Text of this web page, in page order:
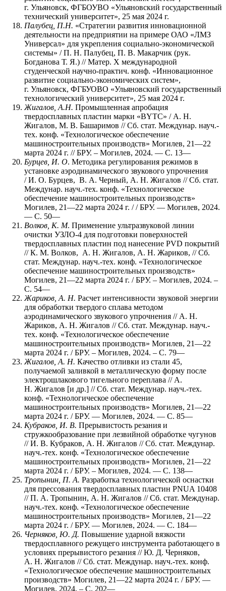
г. Ульяновск, ФГБОУВО «Ульяновский государственный
технический университет», 25 мая 2024 г.
Палубец, П.Н. «Стратегии развития инновационной
деятельности на предприятии на примере ОАО «ЛМЗ
Универсал» для укрепления социально-экономической
системы» / П. Н. Палубец, П. В. Макарчик (рук.
Богданова Т. Я.) // Матер. Х международной
студенческой научно-практич. конф. «Инновационное
развитие социально-экономических систем»,
г. Ульяновск, ФГБУОВО «Ульяновский государственный
технологический университет», 25 мая 2024 г.
Жигалов, А.Н. Промышленная апробация
твердосплавных пластин марки «BYTC» / А. Н.
Жигалов, М. В. Башаримов // Сб. стат. Междунар. науч.-
тех. конф. «Технологическое обеспечение
машиностроительных производств» Могилев, 21—22
марта 2024 г. // БРУ. – Могилев, 2024. — С. 13—
Бурцев, И. О. Методика регулирования режимов в
установке аэродинамического звукового упрочнения
/ И. О. Бурцев, В. А. Черный, А. Н. Жигалов // Сб. стат.
Междунар. науч.-тех. конф. «Технологическое
обеспечение машиностроительных производств»
Могилев, 21—22 марта 2024 г. / / БРУ. — Могилев, 2024.
— С. 50—
Волков, К. М. Применение ультразвуковой линии
очистки УЗЛО-4 для подготовки поверхностей
твердосплавных пластин под нанесение РVD покрытий
// К. М. Волков, А. Н. Жигалов, А. Н. Жариков, // Сб.
стат. Междунар. науч.-тех. конф. «Технологическое
обеспечение машиностроительных производств»
Могилев, 21—22 марта 2024 г. / БРУ. – Могилев, 2024. –
С. 54—
Жариков, А. Н. Расчет интенсивности звуковой энергии
для обработки твердого сплава методом
аэродинамического звукового упрочнения // А. Н.
Жариков, А. Н. Жигалов // Сб. стат. Междунар. науч.-
тех. конф. «Технологическое обеспечение
машиностроительных производств» Могилев, 21—22
марта 2024 г. / БРУ. – Могилев, 2024. – С. 79—
Жигалов, А. Н. Качество отливки из стали 45,
получаемой заливкой в металлическую форму после
электрошлакового тигельного переплава // А.
Н. Жигалов [и др.] // Сб. стат. Междунар. науч.-тех.
конф. «Технологическое обеспечение
машиностроительных производств» Могилев, 21—22
марта 2024 г. / БРУ. — Могилев, 2024. — С. 85—
Кубраков, И. В. Прерывистость резания и
стружкообразование при лезвийной обработке чугунов
// И. В. Кубраков, А. Н. Жигалов // Сб. стат. Междунар.
науч.-тех. конф. «Технологическое обеспечение
машиностроительных производств» Могилев, 21—22
марта 2024 г. / БРУ. – Могилев, 2024. — С. 138—
Тропынин, П. А. Разработка технологической оснастки
для прессования твердосплавных пластин PNUA 10408
// П. А. Тропынин, А. Н. Жигалов // Сб. стат. Междунар.
науч.-тех. конф. «Технологическое обеспечение
машиностроительных производств» Могилев, 21—22
марта 2024 г. / БРУ. — Могилев, 2024. — С. 184—
Черняков, Ю. Д. Повышение ударной вязкости
твердосплавного режущего инструмента работающего в
условиях прерывистого резания // Ю. Д. Черняков,
А. Н. Жигалов // Сб. стат. Междунар. науч.-тех. конф.
«Технологическое обеспечение машиностроительных
производств» Могилев, 21—22 марта 2024 г. / БРУ. —
Могилев, 2024. – С. 202—